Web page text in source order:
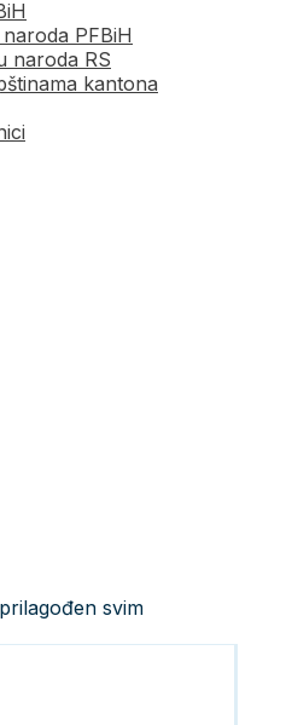
PFBiH
naroda RS
kantona
svim